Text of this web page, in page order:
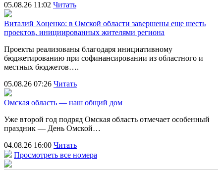
05.08.26 11:02 Читать
Виталий Хоценко: в Омской области завершены еще шесть
проектов, инициированных жителями региона
Проекты реализованы благодаря инициативному
бюджетированию при софинансировании из областного и
местных бюджетов….
05.08.26 07:26 Читать
Омская область — наш общий дом
Уже второй год подряд Омская область отмечает особенный
праздник — День Омской…
04.08.26 16:00 Читать
Просмотреть все номера